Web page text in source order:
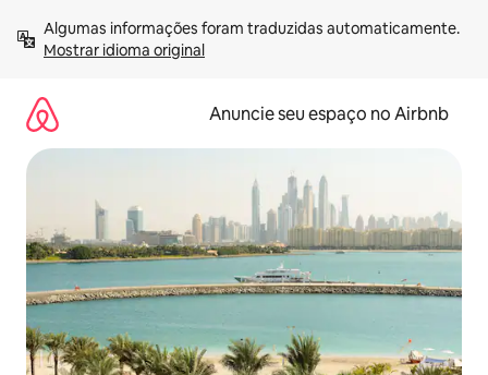
para
Mostrar idioma original
Anuncie seu espaço no Airbnb